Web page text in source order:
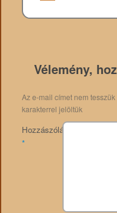
Vélemény,
Az e-mail címet nem tesszük
karakterrel jelöltük
Hozzászólás
*